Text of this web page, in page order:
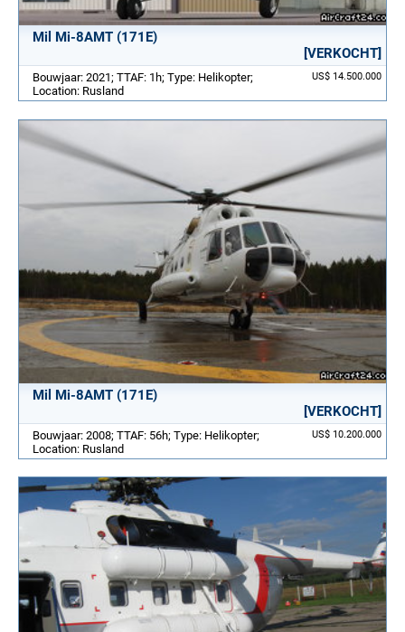
Mil Mi-8AMT (171E)
[VERKOCHT]
US$ 14.500.000
Bouwjaar: 2021; TTAF: 1h; Type: Helikopter;
Location: Rusland
Mil Mi-8AMT (171E)
[VERKOCHT]
US$ 10.200.000
Bouwjaar: 2008; TTAF: 56h; Type: Helikopter;
Location: Rusland